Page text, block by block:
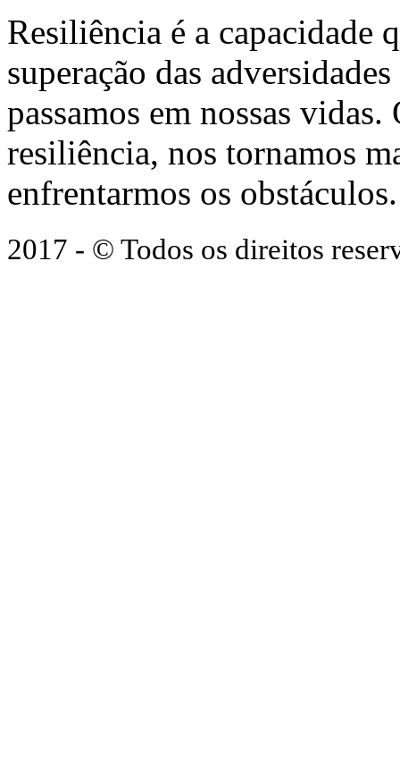
Resiliência é a capacidade
superação das
passamos em nossas
resiliência, nos tornamos
enfrentarmos os obstáculos.
2017 - © Todos os direitos